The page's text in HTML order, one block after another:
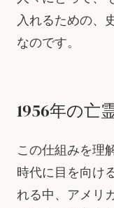
入れるための、
なのです。
1956年の亡
この仕組みを理
時代に目を向け
れる中、アメリ